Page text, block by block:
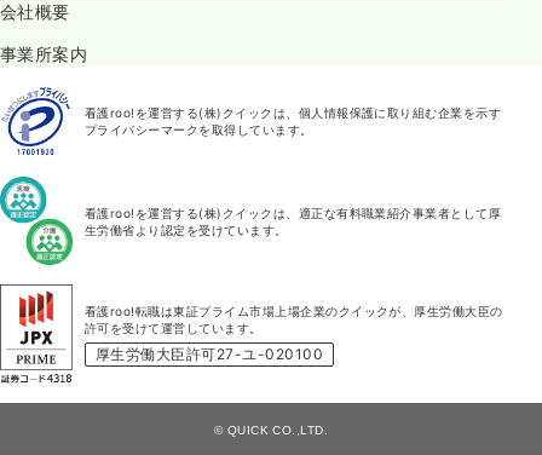
会社概要
事業所案内
看護roo!を運営する(株)クイックは、個人情報保護に取り組む企業を示す
プライバシーマークを取得しています。
看護roo!を運営する(株)クイックは、適正な有料職業紹介事業者として厚
生労働省より認定を受けています。
看護roo!転職は東証プライム市場上場企業のクイックが、厚生労働大臣の
許可を受けて運営しています。
厚生労働大臣許可27-ユ-020100
© QUICK CO.,LTD.